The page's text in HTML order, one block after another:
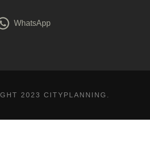
WhatsApp
2023 CITYPLANNING.